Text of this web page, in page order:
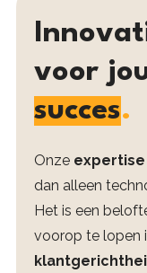
voor
succes.
Onze expertise
dan alleen
Het is een
voorop te lopen